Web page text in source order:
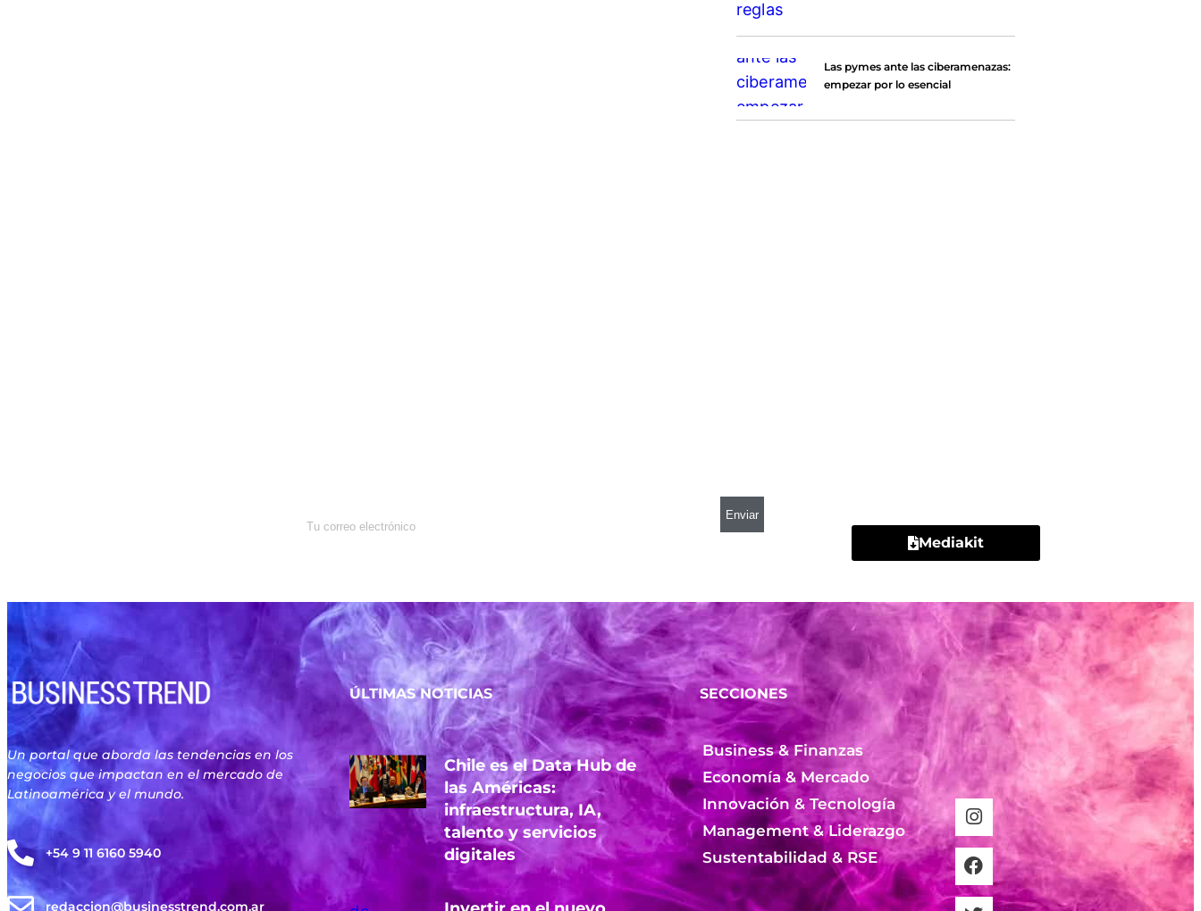
Las pymes ante las ciberamenazas:
empezar por lo esencial
Mediakit
Un portal que aborda las tendencias en los
negocios que impactan en el mercado de
Latinoamérica y el mundo.
+54 9 11 6160 5940
redaccion@businesstrend.com.ar
ÚLTIMAS NOTICIAS
Chile es el Data Hub de
las Américas:
infraestructura, IA,
talento y servicios
digitales
SECCIONES
Business & Finanzas
Economía & Mercado
Innovación & Tecnología
Management & Liderazgo
Sustentabilidad & RSE